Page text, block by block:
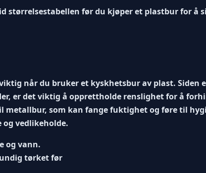
størrelsestabellen før du kjøper et plastbur for å
når du bruker et kyskhetsbur av plast. Siden
er det viktig å opprettholde renslighet for å
metallbur, som kan fange fuktighet og føre til
vedlikeholde.
og vann.
tørket før